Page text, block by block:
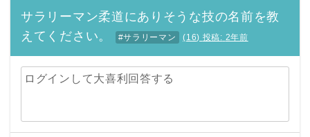
サラリーマン柔道にありそうな技の名前を教
えてください。
#サラリーマン (16) 投稿: 2年前
ログインして大喜利回答する